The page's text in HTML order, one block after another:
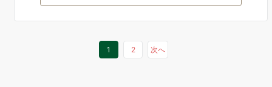
1 2 次へ